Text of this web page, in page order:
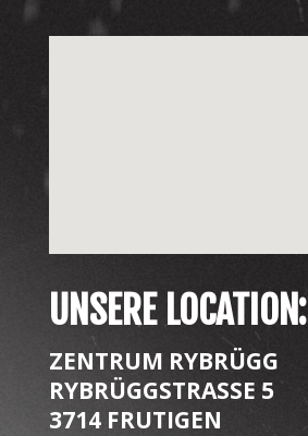
UNSERE LOCATION:
ZENTRUM RYBRÜGG
RYBRÜGGSTRASSE 5
3714 FRUTIGEN